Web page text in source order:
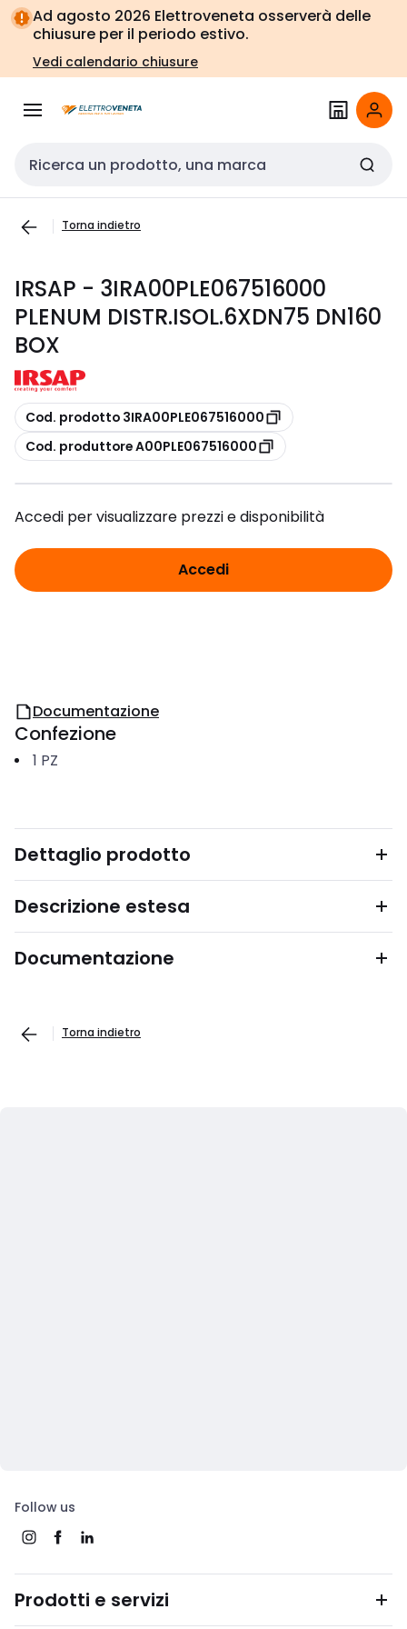
Vai alla
navigazione
Vai
alla
pagina
Ad agosto 2026 Elettroveneta osserverà delle
chiusure per il periodo estivo.
Vedi calendario chiusure
Cerca input
Torna indietro
IRSAP - 3IRA00PLE067516000
PLENUM DISTR.ISOL.6XDN75 DN160
BOX
copia
Cod. prodotto 3IRA00PLE067516000
copia
Cod. produttore A00PLE067516000
Accedi per visualizzare prezzi e disponibilità
Accedi
Documentazione
Confezione
1 PZ
Dettaglio prodotto
Descrizione estesa
Documentazione
Torna indietro
Follow us
Prodotti e servizi